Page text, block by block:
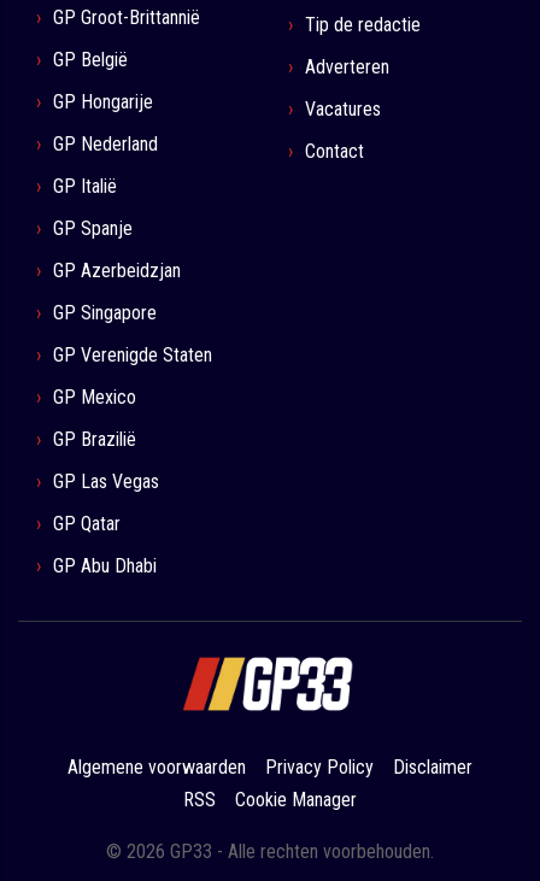
GP Groot-Brittannië
GP België
GP Hongarije
GP Nederland
GP Italië
GP Spanje
GP Azerbeidzjan
GP Singapore
GP Verenigde Staten
GP Mexico
GP Brazilië
GP Las Vegas
GP Qatar
GP Abu Dhabi
Tip de redactie
Adverteren
Vacatures
Contact
Algemene voorwaarden Privacy Policy
Disclaimer
RSS
Cookie Manager
© 2026 GP33 - Alle rechten voorbehouden.